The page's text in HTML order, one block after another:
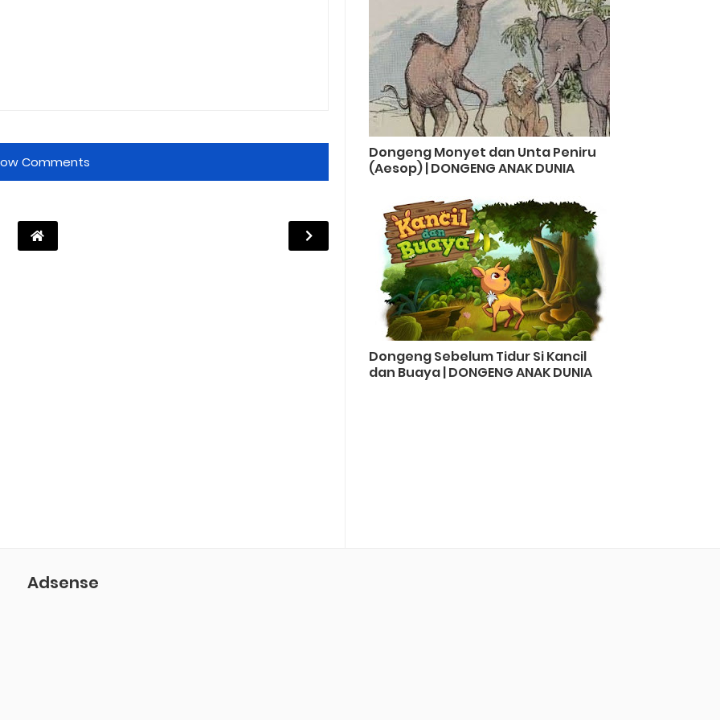
Comments
Dongeng Monyet dan Unta Peniru
(Aesop) | DONGENG ANAK DUNIA
Dongeng Sebelum Tidur Si Kancil
dan Buaya | DONGENG ANAK DUNIA
Adsense